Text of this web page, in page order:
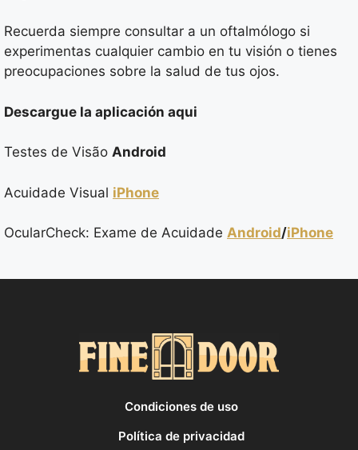
Recuerda siempre consultar a un oftalmólogo si
experimentas cualquier cambio en tu visión o tienes
preocupaciones sobre la salud de tus ojos.
Descargue la aplicación aqui
Testes de Visão Android
Acuidade Visual iPhone
OcularCheck: Exame de Acuidade Android/iPhone
Condiciones de uso
Política de privacidad